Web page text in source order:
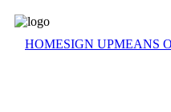
HOMESIGN UPMEANS